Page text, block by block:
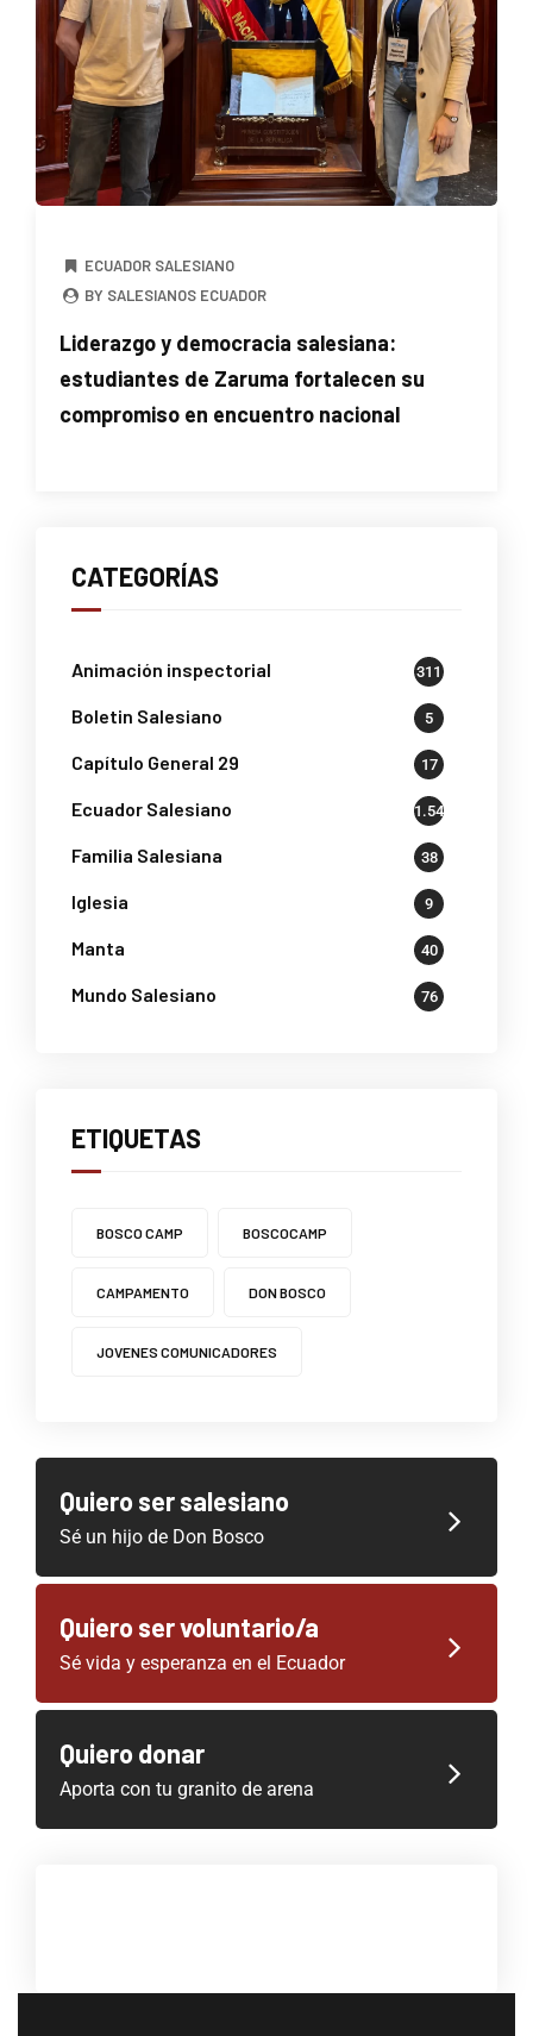
ECUADOR SALESIANO
BY SALESIANOS ECUADOR
Liderazgo y democracia salesiana:
estudiantes de Zaruma fortalecen su
compromiso en encuentro nacional
CATEGORÍAS
Animación inspectorial 311
Boletin Salesiano 5
Capítulo General 29 17
Ecuador Salesiano 1.541
Familia Salesiana 38
Iglesia 9
Manta 40
Mundo Salesiano 76
ETIQUETAS
BOSCO CAMP BOSCOCAMP
CAMPAMENTO DON BOSCO
JOVENES COMUNICADORES
Quiero ser salesiano
Sé un hijo de Don Bosco
Quiero ser voluntario/a
Sé vida y esperanza en el Ecuador
Quiero donar
Aporta con tu granito de arena